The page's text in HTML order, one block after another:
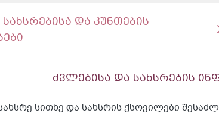
და კუნთების
ძვლებისა და სახსრების
სითხე და სახსრის ქსოვილები